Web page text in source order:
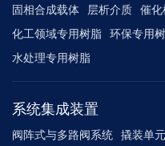
固相合成载体 层析介质 催
化工领域专用树脂 环保专用
水处理专用树脂
系统集成装置
阀阵式与多路阀系统 撬装单